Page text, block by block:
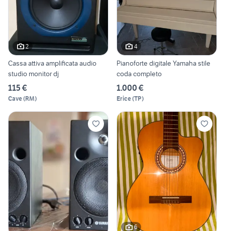
2
Cassa attiva amplificata audio
studio monitor dj
115 €
Cave(RM)
4
Pianoforte digitale Yamaha stile
coda completo
1.000 €
Erice(TP)
6